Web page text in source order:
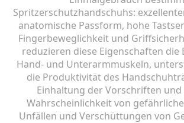
Spritzerschutzhandschuhs:
anatomische Passform, hohe
Fingerbeweglichkeit und
reduzieren diese Eigenschaften
Hand- und Unterarmmuskeln,
die Produktivität des
Einhaltung der Vorschriften und
Wahrscheinlichkeit von
Unfällen und Verschüttungen von